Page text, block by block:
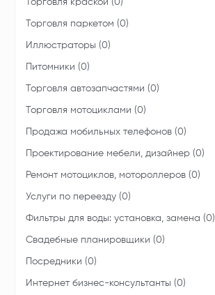
Торговля краской (0)
Торговля паркетом (0)
Иллюстраторы (0)
Питомники (0)
Торговля автозапчастями (0)
Торговля мотоциклами (0)
Продажа мобильных телефонов (0)
Проектирование мебели, дизайнер (0)
Ремонт мотоциклов, мотороллеров (0)
Услуги по переезду (0)
Фильтры для воды: установка, замена (0)
Свадебные планировщики (0)
Посредники (0)
Интернет бизнес-консультанты (0)